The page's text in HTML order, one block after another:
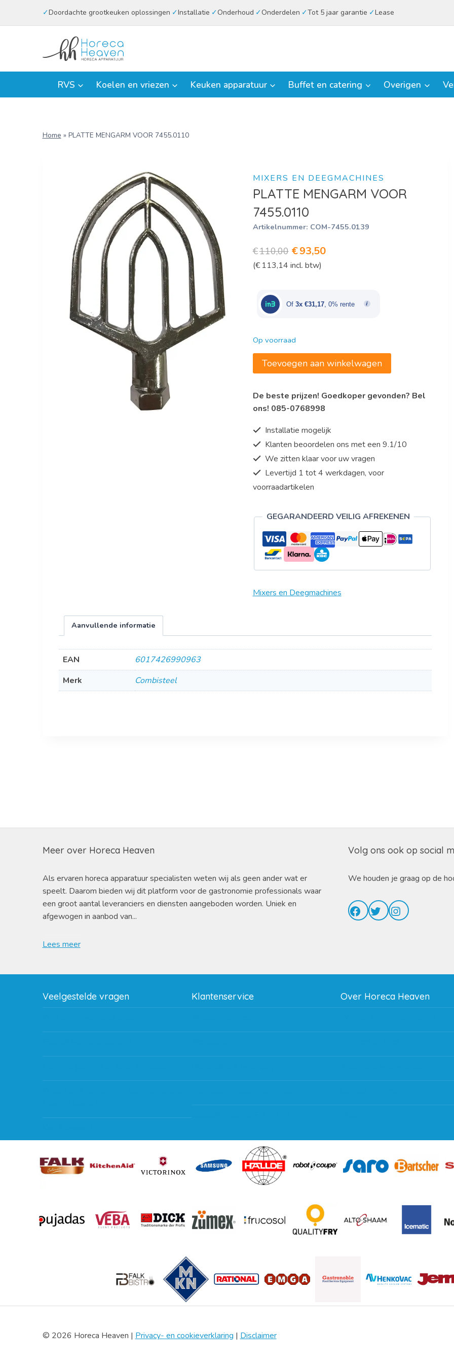
Doordachte grootkeuken oplossingen Installatie Onderhoud Onderdelen Tot 5 jaar garantie Lease
RVS Koelen en vriezen Keuken apparatuur Buffet en catering Overigen
Home » PLATTE MENGARM VOOR 7455.0110
MIXERS EN DEEGMACHINES
PLATTE MENGARM VOOR
7455.0110
Artikelnummer: COM-7455.0139
€110,00 Oorspronkelijke
prijs
€110,00.
€93,50Huidige
€93,50.
(€ 113,14 incl. btw)
Of 3x €31,17, 0% rente
Op voorraad
PLATTE
MENGARM
7455.0110
aantal
Toevoegen aan winkelwagen
De beste prijzen! Goedkoper gevonden? Bel
ons! 085-0768998
Installatie mogelijk
Klanten beoordelen ons met een 9.1/10
We zitten klaar voor uw vragen
Levertijd 1 tot 4 werkdagen, voor
voorraadartikelen
GEGARANDEERD VEILIG AFREKENEN
Mixers en Deegmachines
Aanvullende informatie
EAN
6017426990963
Merk
Combisteel
Meer over Horeca Heaven
Als ervaren horeca apparatuur specialisten weten wij als geen ander wat er
speelt. Daarom bieden wij dit platform voor de gastronomie professionals waar
een groot aantal leveranciers en diensten aangeboden worden. Uniek en
afgewogen in aanbod van...
Lees meer
Volg ons ook op social
We houden je graag op de
Facebook
TwitterInstagram
Veelgestelde vragen Klantenservice
Subsidie regeling EIA 2020
Over Horeca Heaven
© 2026 Horeca Heaven | Privacy- en cookieverklaring | Disclaimer